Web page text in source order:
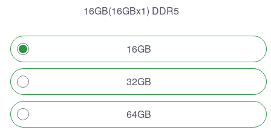
16GB(16GBx1) DDR5
16GB
32GB
64GB